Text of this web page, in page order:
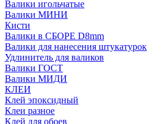
Валики игольчатые
Валики МИНИ
Кисти
Валики в СБОРЕ D8mm
Валики для нанесения штукатурок
Удлинитель для валиков
Валики ГОСТ
Валики МИДИ
КЛЕИ
Клей эпоксидный
Клеи разное
Клей для обоев